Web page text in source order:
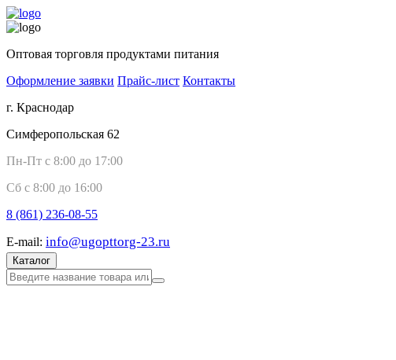
Оптовая торговля продуктами питания
Оформление заявки Прайс-лист Контакты
г. Краснодар
Симферопольская 62
Пн-Пт с 8:00 до 17:00
Сб с 8:00 до 16:00
8 (861) 236-08-55
E-mail: info@ugopttorg-23.ru
Каталог